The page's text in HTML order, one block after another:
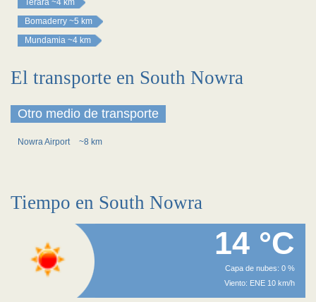
Terara ~4 km
Bomaderry ~5 km
Mundamia ~4 km
El transporte en South Nowra
Otro medio de transporte
Nowra Airport ~8 km
Tiempo en South Nowra
14 °C
Capa de nubes: 0 %
Viento: ENE 10 km/h